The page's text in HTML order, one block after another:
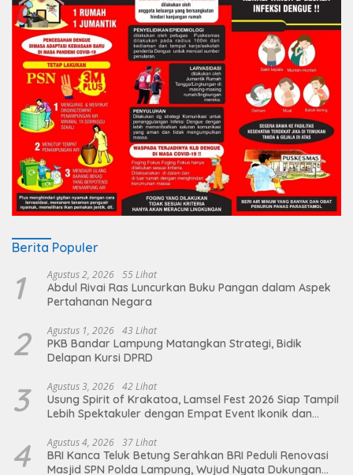
Berita Populer
1 Agustus 2, 2026 55 Lihat
Abdul Rivai Ras Luncurkan Buku Pangan dalam Aspek
Pertahanan Negara
2 Agustus 1, 2026 43 Lihat
PKB Bandar Lampung Matangkan Strategi, Bidik
Delapan Kursi DPRD
3 Agustus 3, 2026 42 Lihat
Usung Spirit of Krakatoa, Lamsel Fest 2026 Siap Tampil
Lebih Spektakuler dengan Empat Event Ikonik dan
4 Agustus 4, 2026 37 Lihat
BRI Kanca Teluk Betung Serahkan BRI Peduli Renovasi
Masjid SPN Polda Lampung, Wujud Nyata Dukungan